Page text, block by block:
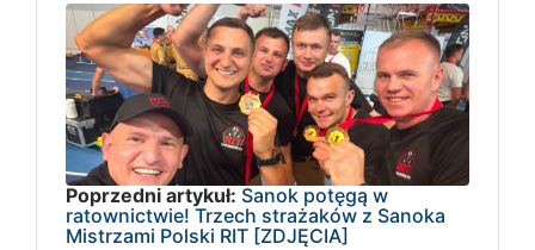
Poprzedni artykuł: Sanok potęgą w
ratownictwie! Trzech strażaków z Sanoka
Mistrzami Polski RIT [ZDJĘCIA]